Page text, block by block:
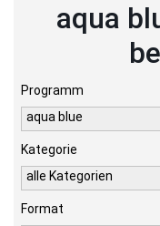
aqua
Programm
aqua blue
Kategorie
alle Kategorien
Format